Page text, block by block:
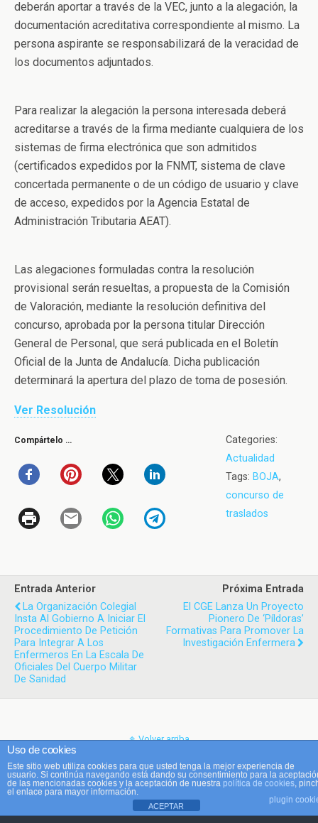
deberán aportar a través de la VEC, junto a la alegación, la
documentación acreditativa correspondiente al mismo. La
persona aspirante se responsabilizará de la veracidad de
los documentos adjuntados.
Para realizar la alegación la persona interesada deberá
acreditarse a través de la firma mediante cualquiera de los
sistemas de firma electrónica que son admitidos
(certificados expedidos por la FNMT, sistema de clave
concertada permanente o de un código de usuario y clave
de acceso, expedidos por la Agencia Estatal de
Administración Tributaria AEAT).
Las alegaciones formuladas contra la resolución
provisional serán resueltas, a propuesta de la Comisión
de Valoración, mediante la resolución definitiva del
concurso, aprobada por la persona titular Dirección
General de Personal, que será publicada en el Boletín
Oficial de la Junta de Andalucía. Dicha publicación
determinará la apertura del plazo de toma de posesión.
Ver Resolución
Compártelo …
Categories:
Actualidad
Tags: BOJA,
concurso de
traslados
Entrada Anterior
La Organización Colegial
Insta Al Gobierno A Iniciar El
Procedimiento De Petición
Para Integrar A Los
Enfermeros En La Escala De
Oficiales Del Cuerpo Militar
De Sanidad
Próxima Entrada
El CGE Lanza Un Proyecto
Pionero De ‘píldoras’
Formativas Para Promover La
Investigación Enfermera
Volver arriba
Móvil Escritorio
Uso de cookies
Este sitio web utiliza cookies para que usted tenga la mejor experiencia de
usuario. Si continúa navegando está dando su consentimiento para la
de las mencionadas cookies y la aceptación de nuestra política de cookies ,
el enlace para mayor información.
plugin
ACEPTAR